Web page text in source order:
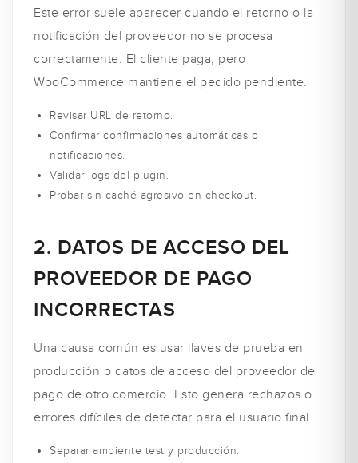
Este error suele aparecer cuando el retorno o la
notificación del proveedor no se procesa
correctamente. El cliente paga, pero
WooCommerce mantiene el pedido pendiente.
Revisar URL de retorno.
Confirmar confirmaciones automáticas o
notificaciones.
Validar logs del plugin.
Probar sin caché agresivo en checkout.
2. DATOS DE ACCESO DEL
PROVEEDOR DE PAGO
INCORRECTAS
Una causa común es usar llaves de prueba en
producción o datos de acceso del proveedor de
pago de otro comercio. Esto genera rechazos o
errores difíciles de detectar para el usuario final.
Separar ambiente test y producción.